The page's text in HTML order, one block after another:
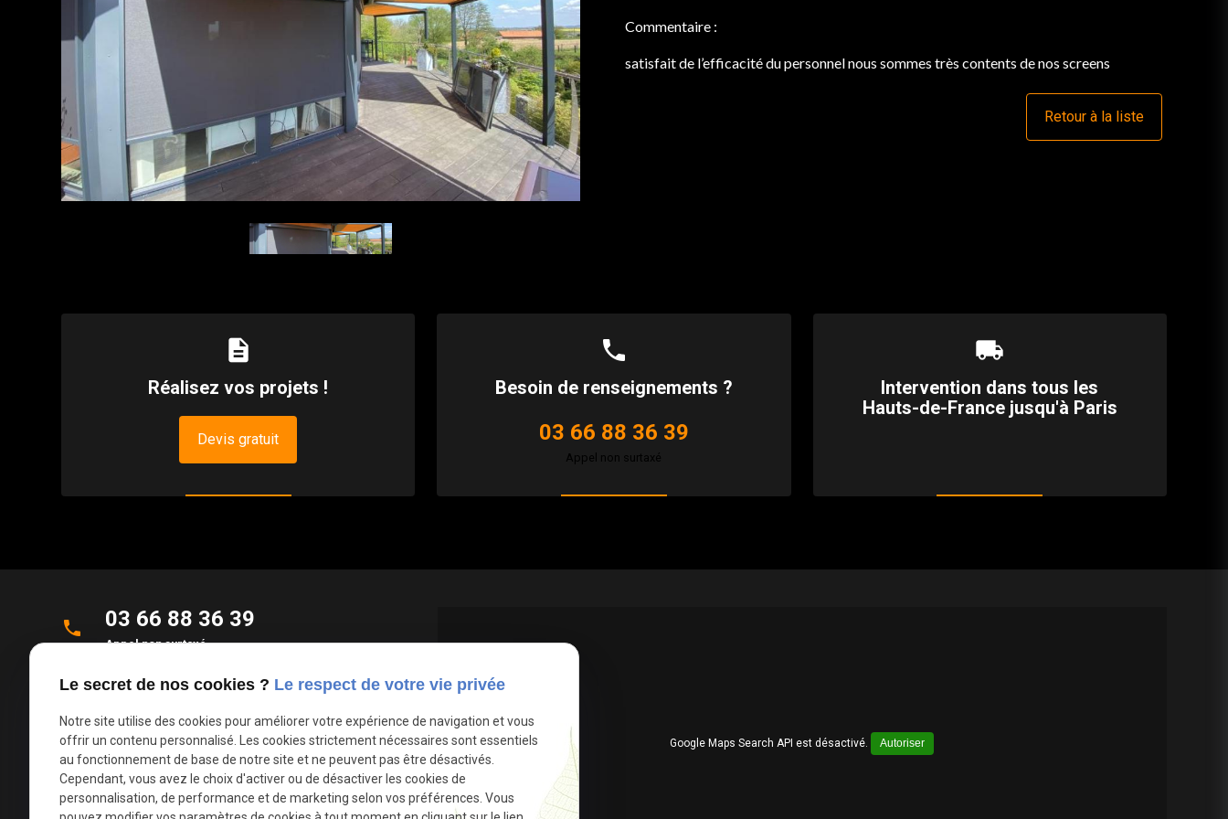
Commentaire :
satisfait de l’efficacité du personnel nous sommes très contents de nos screens
Retour à la liste
description
Réalisez vos projets !
Devis gratuit
phone
Besoin de renseignements ?
03 66 88 36 39
Appel non surtaxé
local_shipping
Intervention dans tous les
Hauts-de-France jusqu'à Paris
phone 03 66 88 36 39
Appel non surtaxé
place
Allée des Roseaux
59270 Bailleul
mail contact@deco-stores.com
Google Maps Search API est désactivé. Autoriser
Le secret de nos cookies ? Le respect de votre vie privée
Notre site utilise des cookies pour améliorer votre expérience de navigation et vous
offrir un contenu personnalisé. Les cookies strictement nécessaires sont essentiels
au fonctionnement de base de notre site et ne peuvent pas être désactivés.
Cependant, vous avez le choix d'activer ou de désactiver les cookies de
personnalisation, de performance et de marketing selon vos préférences. Vous